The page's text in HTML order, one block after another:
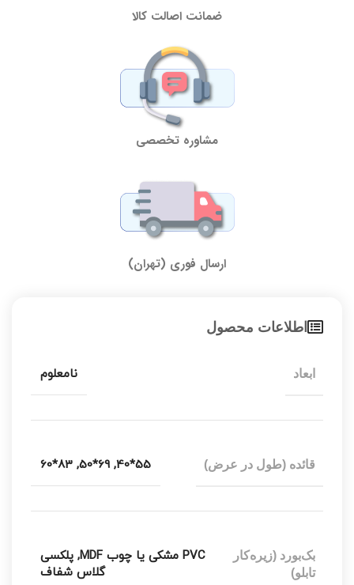
ضمانت اصالت کالا
مشاوره تخصصی
ارسال فوری (تهران)
اطلاعات محصول
ابعاد نامعلوم
قائده (طول در عرض) 55*40
,
69*50
,
83*60
بک‌بورد (زیره‌کار
تابلو)
PVC مشکی یا چوب MDF , پلکسی
گلاس شفاف